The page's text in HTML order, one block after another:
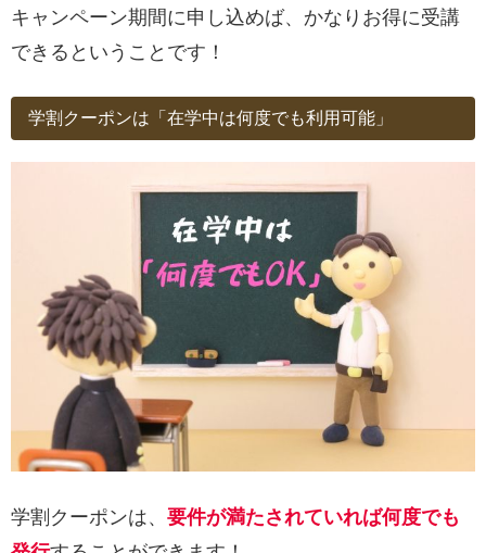
キャンペーン期間に申し込めば、かなりお得に受講
できるということです！
学割クーポンは「在学中は何度でも利用可能」
学割クーポンは、 要件が満たされていれば何度でも